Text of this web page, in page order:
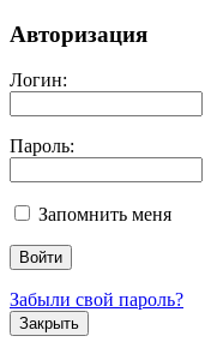
Авторизация
Логин:
Пароль:
Запомнить меня
Забыли свой пароль?
Закрыть